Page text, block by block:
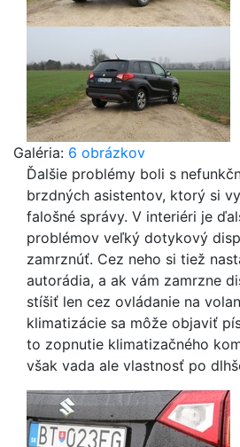
Galéria: 6 obrázkov
Ďalšie problémy boli s
brzdných asistentov, ktorý si
falošné správy. V interiéri je
problémov veľký dotykový
zamrznúť. Cez neho si tiež
autorádia, a ak vám zamrzne
stíšiť len cez ovládanie na
klimatizácie sa môže objaviť
to zopnutie klimatizačného
však vada ale vlastnosť po